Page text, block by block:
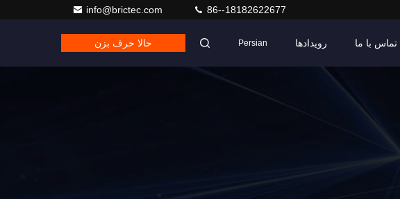
info@brictec.com 86--18182622677
تماس با ما رویدادها Persian حالا حرف بزن